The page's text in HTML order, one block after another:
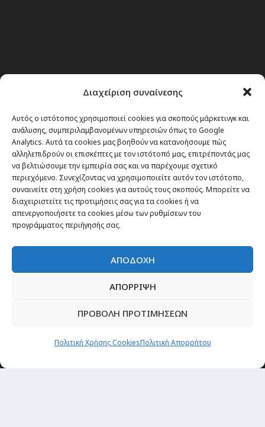
Διαχείριση συναίνεσης
Αυτός ο ιστότοπος χρησιμοποιεί cookies για σκοπούς μάρκετινγκ και
ανάλυσης, συμπεριλαμβανομένων υπηρεσιών όπως το Google
Analytics. Αυτά τα cookies μας βοηθούν να κατανοήσουμε πώς
αλληλεπιδρούν οι επισκέπτες με τον ιστότοπό μας, επιτρέποντάς μας
να βελτιώσουμε την εμπειρία σας και να παρέχουμε σχετικό
περιεχόμενο. Συνεχίζοντας να χρησιμοποιείτε αυτόν τον ιστότοπο,
συναινείτε στη χρήση cookies για αυτούς τους σκοπούς. Μπορείτε να
διαχειριστείτε τις προτιμήσεις σας για τα cookies ή να
απενεργοποιήσετε τα cookies μέσω των ρυθμίσεων του
προγράμματος περιήγησής σας.
ΑΠΟΔΟΧΗ
ΑΠΟΡΡΙΨΗ
ΠΡΟΒΟΛΗ ΠΡΟΤΙΜΗΣΕΩΝ
Πολιτική Χρήσης CookiesΠολιτική Απορρήτου
Passenger στην Ελλάδα